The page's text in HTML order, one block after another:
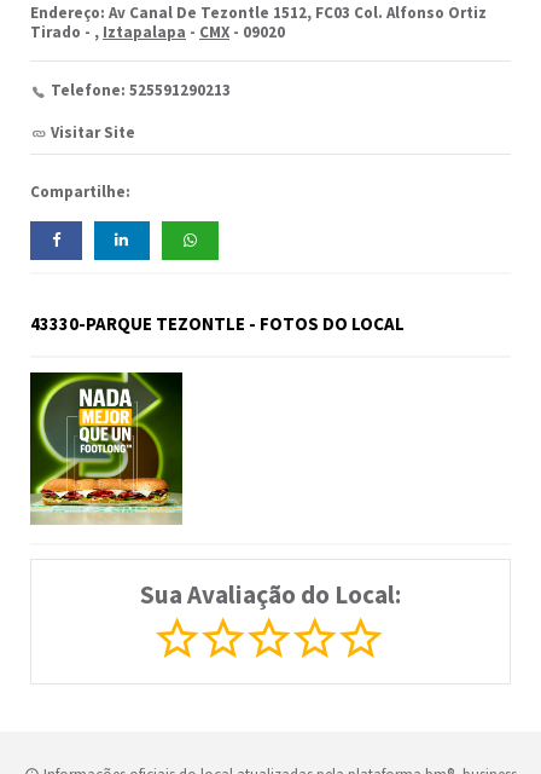
Endereço: Av Canal De Tezontle 1512, FC03 Col. Alfonso Ortiz
Tirado - , Iztapalapa - CMX - 09020
Telefone: 525591290213
Visitar Site
Compartilhe:
43330-PARQUE TEZONTLE - FOTOS DO LOCAL
Sua Avaliação do Local: